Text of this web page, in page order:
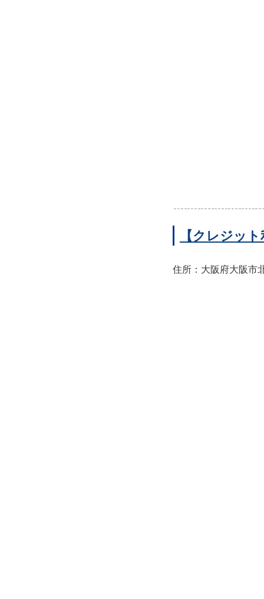
【クレジッ
住所：大阪府大阪市